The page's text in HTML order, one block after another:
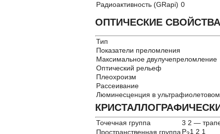
Радиоактивность (GRapi) 0
ОПТИЧЕСКИЕ СВОЙСТВА
Тип
Показатели преломления
Максимальное двулучепреломление
Оптический рельеф
Плеохроизм
Рассеивание
Люминесценция в ультрафиолетовом
Точечная группа
3 2 —
Пространственная группа P 1 2 1